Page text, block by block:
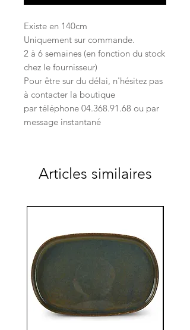
Existe en 140cm
Uniquement sur commande.
2 à 6 semaines (en fonction du stock
chez le fournisseur)
Pour être sur du délai, n'hésitez pas
à contacter la boutique
par téléphone 04.368.91.68 ou par
message instantané
Articles similaires